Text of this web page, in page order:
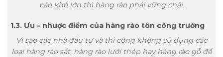
cáo khổ lớn thì hàng rào phải vững chãi.
1.3. Ưu – nhược điểm của hàng rào tôn công trường
Vì sao các nhà đầu tư và thi công không sử dụng các
loại hàng rào sắt, hàng rào lưới thép hay hàng rào gỗ để